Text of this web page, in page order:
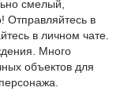
смелый,
Отправляйтесь в
в личном чате.
Много
объектов для